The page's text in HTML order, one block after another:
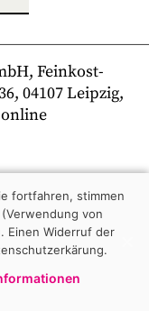
Feinkost-
04107 Leipzig,
online
fortfahren, stimmen
von
Einen Widerruf der